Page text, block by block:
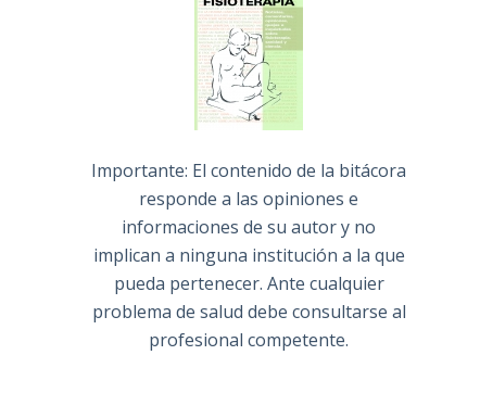
Importante: El contenido de la bitácora
responde a las opiniones e
informaciones de su autor y no
implican a ninguna institución a la que
pueda pertenecer. Ante cualquier
problema de salud debe consultarse al
profesional competente.